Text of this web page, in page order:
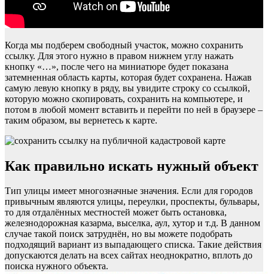
Когда мы подберем свободный участок, можно сохранить
ссылку. Для этого нужно в правом нижнем углу нажать
кнопку «…», после чего на миниатюре будет показана
затемненная область карты, которая будет сохранена. Нажав
самую левую кнопку в ряду, вы увидите строку со ссылкой,
которую можно скопировать, сохранить на компьютере, и
потом в любой момент вставить и перейти по ней в браузере –
таким образом, вы вернетесь к карте.
Как правильно искать нужный объект
Тип улицы имеет многозначные значения. Если для городов
привычным являются улицы, переулки, проспекты, бульвары,
то для отдалённых местностей может быть остановка,
железнодорожная казарма, выселка, аул, хутор и т.д. В данном
случае такой поиск затруднён, но вы можете подобрать
подходящий вариант из выпадающего списка. Такие действия
допускаются делать на всех сайтах неоднократно, вплоть до
поиска нужного объекта.